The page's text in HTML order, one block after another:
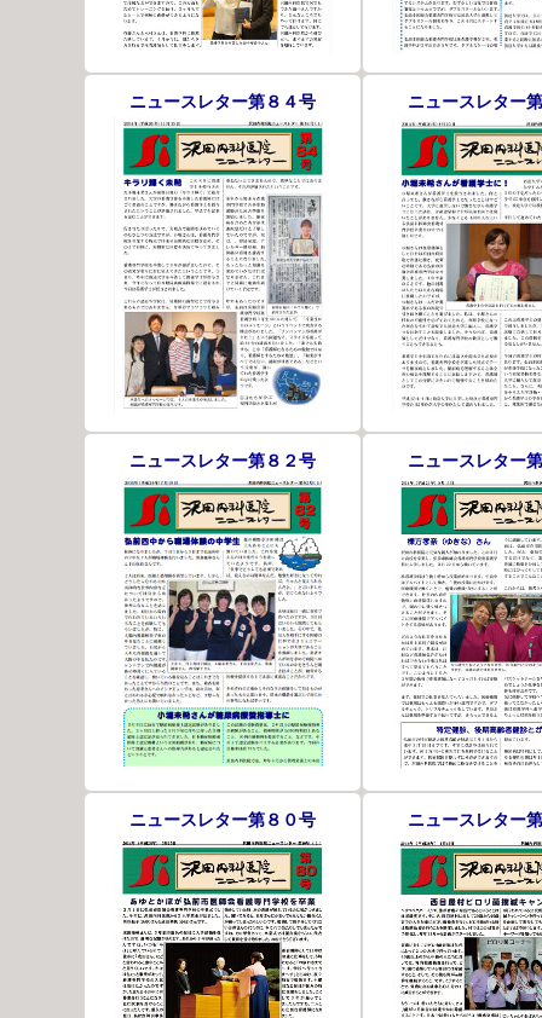
ニュースレター第８４号 ニュースレター
ニュースレター第８２号 ニュースレター
ニュースレター第８０号 ニュースレター